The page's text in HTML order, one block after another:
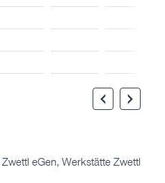
eGen, Werkstätte Zwettl